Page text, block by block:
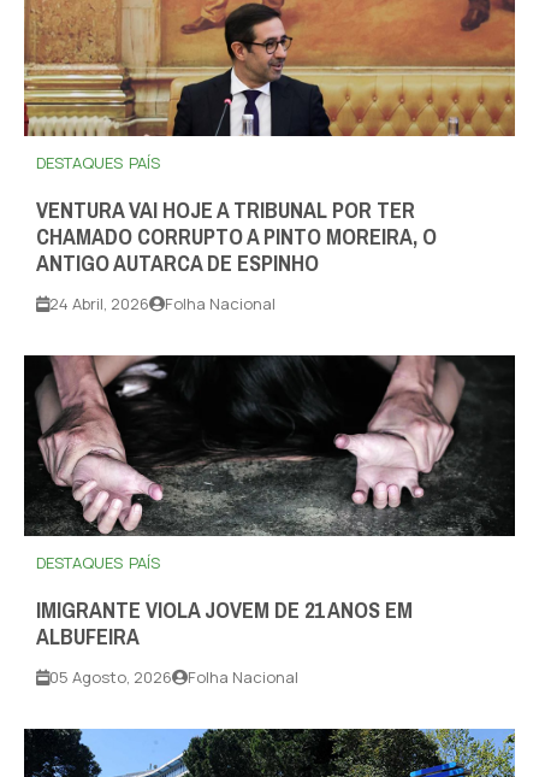
DESTAQUES PAÍS
VENTURA VAI HOJE A TRIBUNAL POR TER
CHAMADO CORRUPTO A PINTO MOREIRA, O
ANTIGO AUTARCA DE ESPINHO
24 Abril, 2026 Folha Nacional
DESTAQUES PAÍS
IMIGRANTE VIOLA JOVEM DE 21 ANOS EM
ALBUFEIRA
05 Agosto, 2026 Folha Nacional